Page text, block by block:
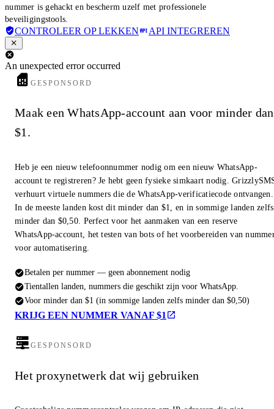
nummer is gehackt en bescherm uzelf met professionele
beveiligingstools.
CONTROLEER OP LEKKEN API INTEGREREN
An unexpected error occurred
GESPONSORD
Maak een WhatsApp-account aan voor minder dan
$1.
Heb je een nieuw telefoonnummer nodig om een nieuw WhatsApp-
account te registreren? Je hebt geen fysieke simkaart nodig.
verhuurt virtuele nummers die de WhatsApp-verificatiecode ontvangen.
In de meeste landen kost dit minder dan $1, en in sommige landen zelfs
minder dan $0,50. Perfect voor het aanmaken van een reserve
WhatsApp-account, het testen van bots of het voorbereiden van
voor automatisering.
Betalen per nummer — geen abonnement nodig
Tientallen landen, nummers die geschikt zijn voor WhatsApp.
Voor minder dan $1 (in sommige landen zelfs minder dan $0,50)
KRIJG EEN NUMMER VANAF $1
GESPONSORD
Het proxynetwerk dat wij gebruiken